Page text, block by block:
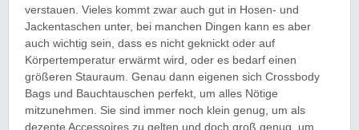
verstauen. Vieles kommt zwar auch gut in Hosen- und
Jackentaschen unter, bei manchen Dingen kann es aber
auch wichtig sein, dass es nicht geknickt oder auf
Körpertemperatur erwärmt wird, oder es bedarf einen
größeren Stauraum. Genau dann eigenen sich Crossbody
Bags und Bauchtauschen perfekt, um alles Nötige
mitzunehmen. Sie sind immer noch klein genug, um als
dezente Accessoires zu gelten und doch groß genug, um